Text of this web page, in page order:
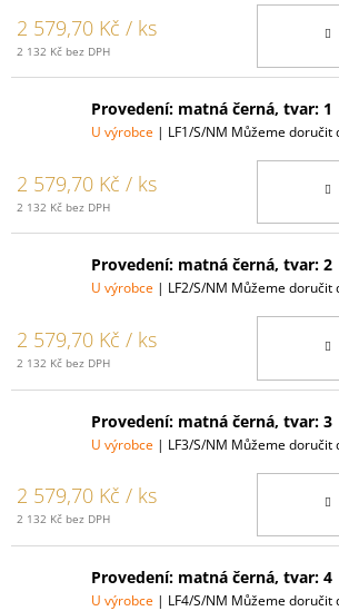
2 579,70 Kč / ks
2 132 Kč bez DPH
Provedení: matná černá, tvar: 1
U výrobce | LF1/S/NM Můžeme doručit
2 579,70 Kč / ks
2 132 Kč bez DPH
Provedení: matná černá, tvar: 2
U výrobce | LF2/S/NM Můžeme doručit
2 579,70 Kč / ks
2 132 Kč bez DPH
Provedení: matná černá, tvar: 3
U výrobce | LF3/S/NM Můžeme doručit
2 579,70 Kč / ks
2 132 Kč bez DPH
Provedení: matná černá, tvar: 4
U výrobce | LF4/S/NM Můžeme doručit